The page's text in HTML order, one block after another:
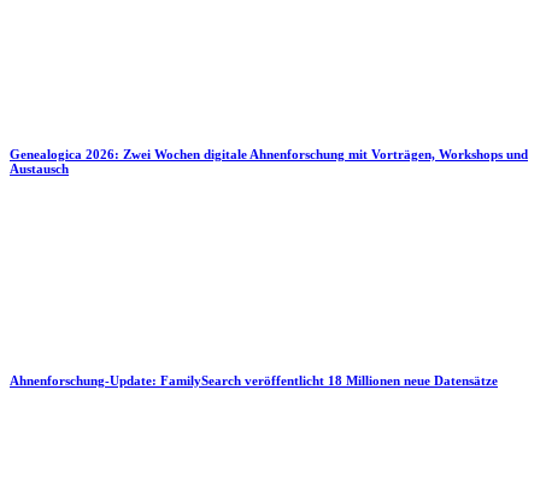
Genealogica 2026: Zwei Wochen digitale Ahnenforschung mit Vorträgen, Workshops und
Austausch
Ahnenforschung-Update: FamilySearch veröffentlicht 18 Millionen neue Datensätze